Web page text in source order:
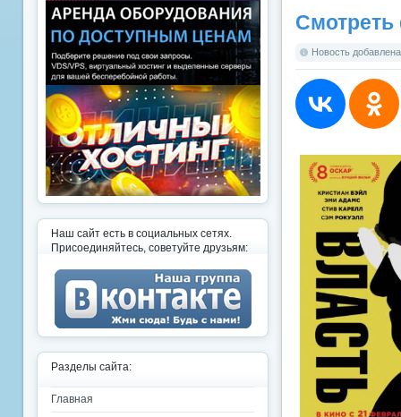
Новость
Наш сайт есть в социальных сетях.
Присоединяйтесь, советуйте друзьям:
Разделы сайта:
Главная